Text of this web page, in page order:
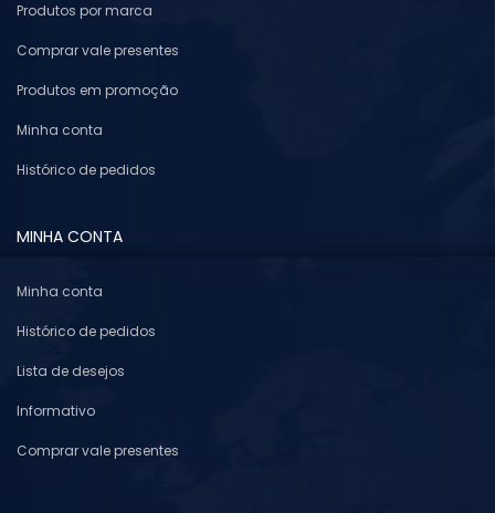
Produtos por marca
Comprar vale presentes
Produtos em promoção
Minha conta
Histórico de pedidos
MINHA CONTA
Minha conta
Histórico de pedidos
Lista de desejos
Informativo
Comprar vale presentes